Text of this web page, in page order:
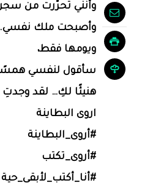
وأنني تحرّرت من
وأصبحت ملك نفسي.
ويومها فقط،
سأقول لنفسي
هنيئًا لكِ… لقد وجدتِ
اروى البطاينة
#أروى_البطاينة
#أروى_تكتب
#أنا_أكتب_لأبقى_حية